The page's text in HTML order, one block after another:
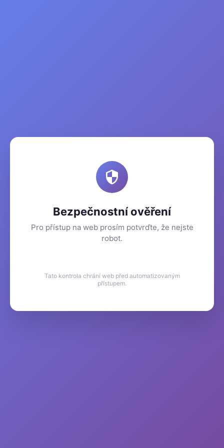
Bezpečnostní ověření
Pro přístup na web prosím potvrďte, že nejste
robot.
Tato kontrola chrání web před automatizovaným
přístupem.